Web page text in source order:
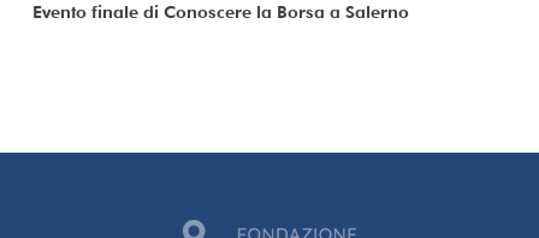
Evento finale di Conoscere la Borsa a Salerno